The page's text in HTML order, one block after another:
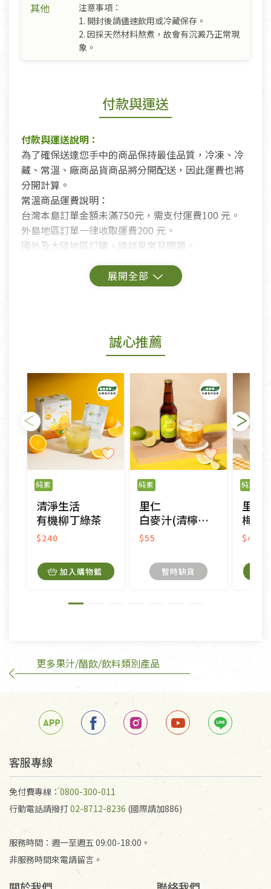
其他
注意事項：
1. 開封後請儘速飲用或冷藏保存。
2. 因採天然材料熬煮，故會有沉澱乃正常現
象。
付款與運送
付款與運送說明：
為了確保送達您手中的商品保持最佳品質，冷凍、冷
藏、常溫、廠商品貨商品將分開配送，因此運費也將
分開計算。
常溫商品運費說明：
台灣本島訂單金額未滿750元，需支付運費100 元。
外島地區訂單一律收取運費200 元。
國外及大陸地區訂購，請詳見常見問題。
鑑賞期商品說明：
若您購買的商品有下列「不適用七天鑑賞期商品」情
形者，除商品瑕疵以外，恕不接受退換貨.
依消保法之規定提供該商品七天免費鑑賞期(含例假
日)的服務，原則上若商品未經使用或被汙損(除商品
瑕疵)，一般皆可申請退換貨。
不適用七天鑑賞期商品：
以數位或電磁紀錄形式儲存之商品、易於變質或損壞
之商品、以及性質上無法或不適合退換之商品：如
CD、VCD、DVD、電腦軟體，若產品瑕疵無法讀取僅
接受原片換新。
衣飾鞋類-如T恤，如於送達後水洗或污損者。
美容保養用品、內衣褲、襪子、口罩等私人消耗性產
內衣褲、襪子、口罩個人衛生用品除商品本身有瑕疵
外,依據《通訊交易解除權合理例外情事適用準
訂購手抄稿退貨需知：
手抄稿進行退貨時，請務必保持原包裝方式及使用原
若未保持原包裝方式或未使用原箱退回，導致書籍有
任何折損、磨損、污損或凹角，將不接受退貨，也不
不接受退貨之手抄稿，為敬重法寶故，里仁網購無法
代為結緣處理等。 若需將手抄稿寄還給消費者，因而
產生的運費100元/箱將由消費者負擔。
誠心推薦
純素
清淨生活
有機柳丁綠茶
$240
加入購物籃
純素
里仁
白麥汁(清檸風味)
$55
暫時缺貨
純素
里仁
梅子
$47
更多果汁/醋飲/飲料類別產品
客服專線
免付費專線：0800-300-011
行動電話請撥打02-8712-8236 (國際請加886)
服務時間：週一至週五 09:00-18:00。
非服務時間來電請留言。